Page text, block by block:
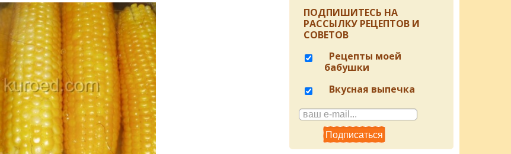
ПОДПИШИТЕСЬ НА
РАССЫЛКУ РЕЦЕПТОВ И
СОВЕТОВ
Рецепты моей
бабушки
Вкусная выпечка